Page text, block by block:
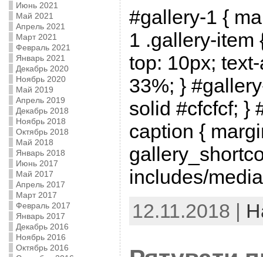
Июнь 2021
Май 2021
Апрель 2021
Март 2021
Февраль 2021
Январь 2021
Декабрь 2020
Ноябрь 2020
Май 2019
Апрель 2019
Декабрь 2018
Ноябрь 2018
Октябрь 2018
Май 2018
Январь 2018
Июнь 2017
Май 2017
Апрель 2017
Март 2017
Февраль 2017
Январь 2017
Декабрь 2016
Ноябрь 2016
Октябрь 2016
#gallery-1 {
1 .gallery-item
top: 10px;
33%; }
solid #cfcfcf; }
caption {
includes/
12.11.2018 |